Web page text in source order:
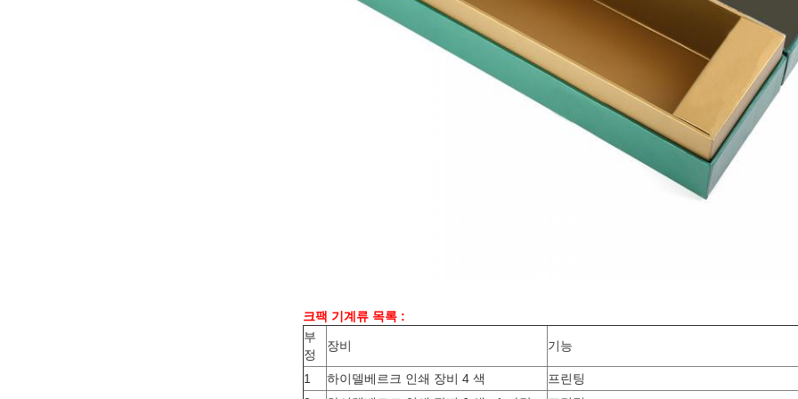
크팩 기계류 목록 :
부
정
장비 기능
1 하이델베르크 인쇄 장비 4 색
프린팅